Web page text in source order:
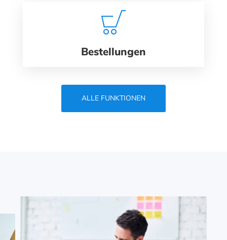
Bestellungen
ALLE FUNKTIONEN